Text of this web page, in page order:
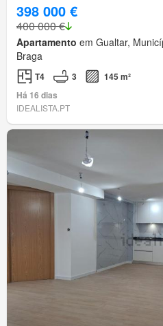
398 000 €
400 000 €
Apartamento em Gualtar,
Braga
T4 3
145 m²
Há 16 dias
IDEALISTA.PT